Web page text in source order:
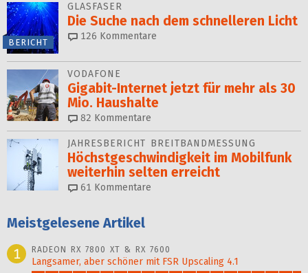
BERICHT
GLASFASER
Die Suche nach dem schnelleren Licht
126 Kommentare
VODAFONE
Gigabit-Internet jetzt für mehr als 30
Mio. Haushalte
82 Kommentare
JAHRESBERICHT BREITBANDMESSUNG
Höchstgeschwindigkeit im Mobilfunk
weiterhin selten erreicht
61 Kommentare
Meistgelesene Artikel
1
RADEON RX 7800 XT & RX 7600
Langsamer, aber schöner mit FSR Upscaling 4.1